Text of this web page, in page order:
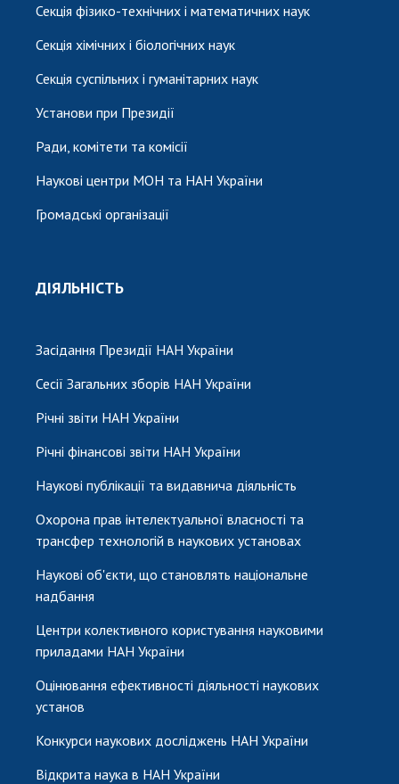
Секція фізико-технічних і математичних наук
Секція хімічних і біологічних наук
Секція суспільних і гуманітарних наук
Установи при Президії
Ради, комітети та комісії
Наукові центри МОН та НАН України
Громадські організації
ДІЯЛЬНІСТЬ
Засідання Президії НАН України
Сесії Загальних зборів НАН України
Річні звіти НАН України
Річні фінансові звіти НАН України
Наукові публікації та видавнича діяльність
Охорона прав інтелектуальної власності та
трансфер технологій в наукових установах
Наукові об'єкти, що становлять національне
надбання
Центри колективного користування науковими
приладами НАН України
Оцінювання ефективності діяльності наукових
установ
Конкурси наукових досліджень НАН України
Відкрита наука в НАН України